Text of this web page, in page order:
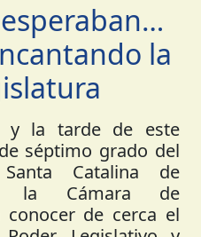
la
y la tarde de este
séptimo grado del
Catalina de
la Cámara de
conocer de cerca el